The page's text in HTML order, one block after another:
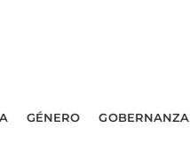
GÉNERO GOBERNANZA